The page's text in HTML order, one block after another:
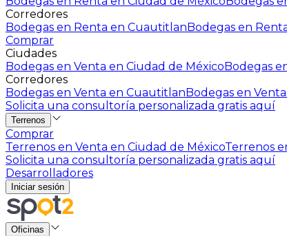
Corredores
Bodegas en Renta en CuautitlanBodegas en
Comprar
Ciudades
Bodegas en Venta en Ciudad de MéxicoBodegas
Corredores
Bodegas en Venta en CuautitlanBodegas en
Solicita una consultoría personalizada gratis aquí
Terrenos
Comprar
Terrenos en Venta en Ciudad de MéxicoTerrenos
Solicita una consultoría personalizada gratis aquí
Desarrolladores
Iniciar sesión
Oficinas